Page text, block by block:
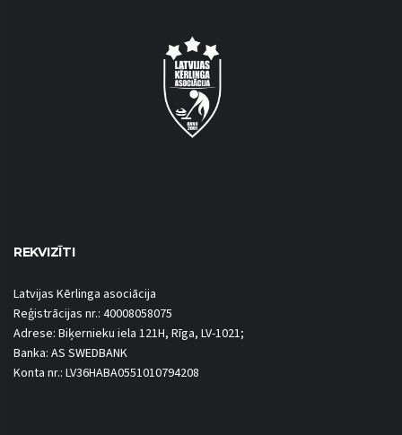
REKVIZĪTI
Latvijas Kērlinga asociācija
Reģistrācijas nr.: 40008058075
Adrese: Biķernieku iela 121H, Rīga, LV-1021;
Banka: AS SWEDBANK
Konta nr.: LV36HABA0551010794208